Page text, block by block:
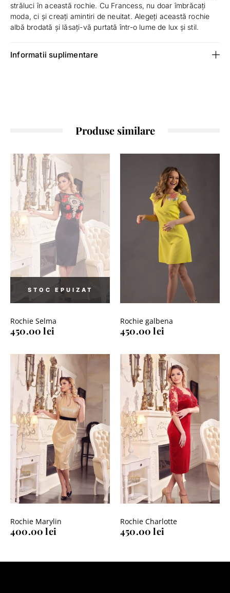
străluci în această rochie. Cu Francess, nu doar îmbrăcați
moda, ci și creați amintiri de neuitat. Alegeți această rochie
albă brodată și lăsați-vă purtată într-o lume de lux și stil.
Informatii suplimentare
Produse similare
Rochie Selma
450.00lei
Rochie galbena
450.00lei
Rochie Marylin
400.00lei
Rochie Charlotte
450.00lei